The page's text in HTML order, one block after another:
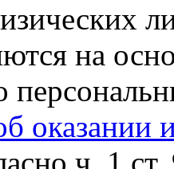
на
оказании